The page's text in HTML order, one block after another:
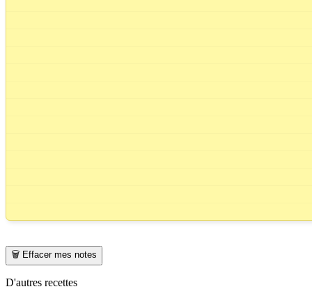
🗑️ Effacer mes notes
D'autres recettes